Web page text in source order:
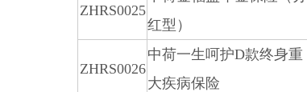
ZHRS0025
红型）
ZHRS0026
中荷一生呵护D款终身重
大疾病保险